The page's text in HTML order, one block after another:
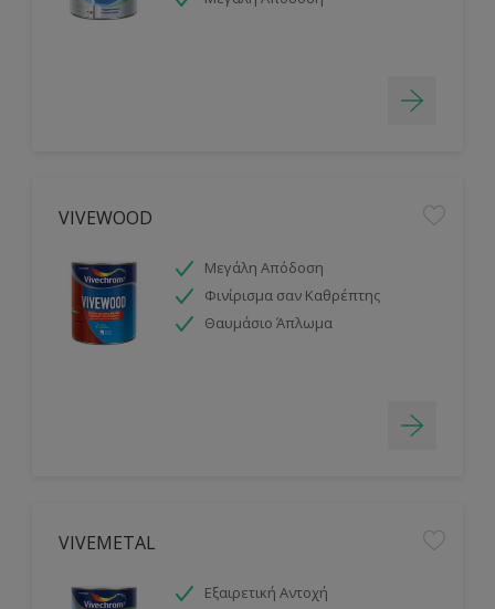
VIVEWOOD
Μεγάλη Απόδοση
Φινίρισμα σαν Καθρέπτης
Θαυμάσιο Άπλωμα
VIVEMETAL
Εξαιρετική Αντοχή